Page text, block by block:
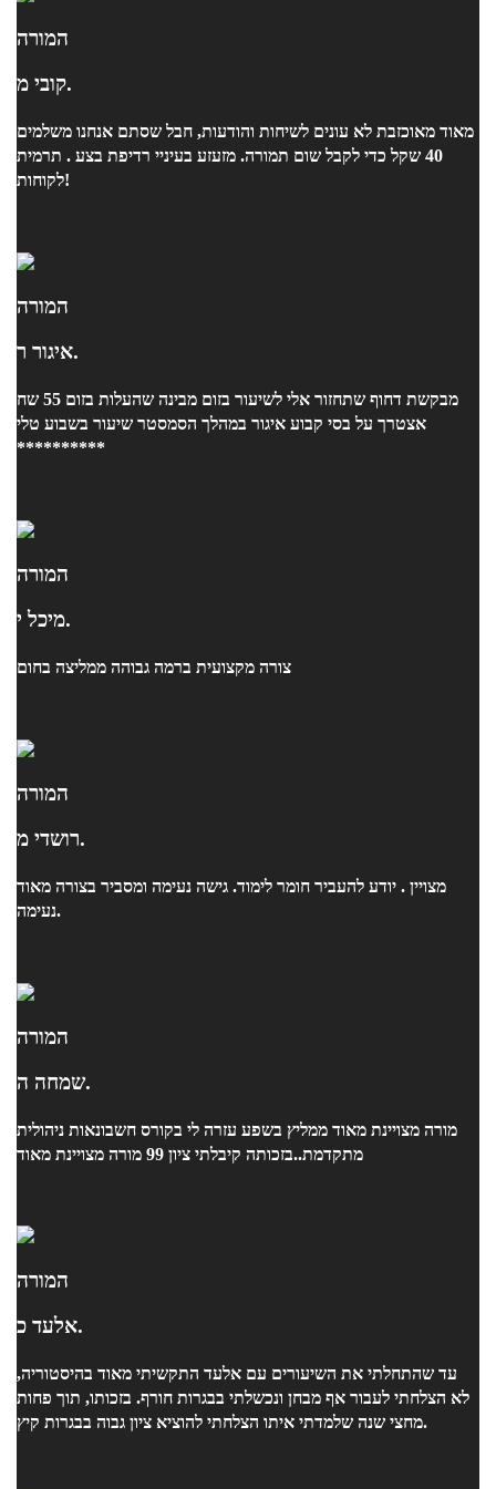
המורה
קובי מ.
מאוד מאוכזבת לא עונים לשיחות והודעות, חבל שסתם אנחנו משלמים
40 שקל כדי לקבל שום תמורה. מזעזע בעיניי רדיפת בצע . תרמית
לקוחות!
המורה
איגור ר.
מבקשת דחוף שתחזור אלי לשיעור בזום מבינה שהעלות בזום 55 שח
אצטרך על בסי קבוע איגור במהלך הסמסטר שיעור בשבוע טלי
**********
המורה
מיכל י.
צורה מקצועית ברמה גבוהה ממליצה בחום
המורה
רושדי מ.
מצויין . יודע להעביר חומר לימוד. גישה נעימה ומסביר בצורה מאוד
נעימה.
המורה
שמחה ה.
מורה מצויינת מאוד ממליץ בשפע עזרה לי בקורס חשבונאות ניהולית
מתקדמת..בזכותה קיבלתי ציון 99 מורה מצויינת מאוד
המורה
אלעד כ.
עד שהתחלתי את השיעורים עם אלעד התקשיתי מאוד בהיסטוריה,
לא הצלחתי לעבור אף מבחן ונכשלתי בבגרות חורף. בזכותו, תוך פחות
מחצי שנה שלמדתי איתו הצלחתי להוציא ציון גבוה בבגרות קיץ.